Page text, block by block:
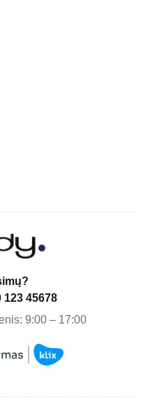
45678
9:00 – 17:00